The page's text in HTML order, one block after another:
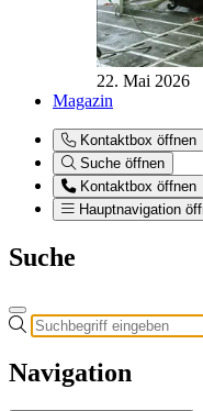
22. Mai 2026
Magazin
Kontaktbox öffnen
Suche öffnen
Kontaktbox öffnen
Hauptnavigation
Suche
Navigation